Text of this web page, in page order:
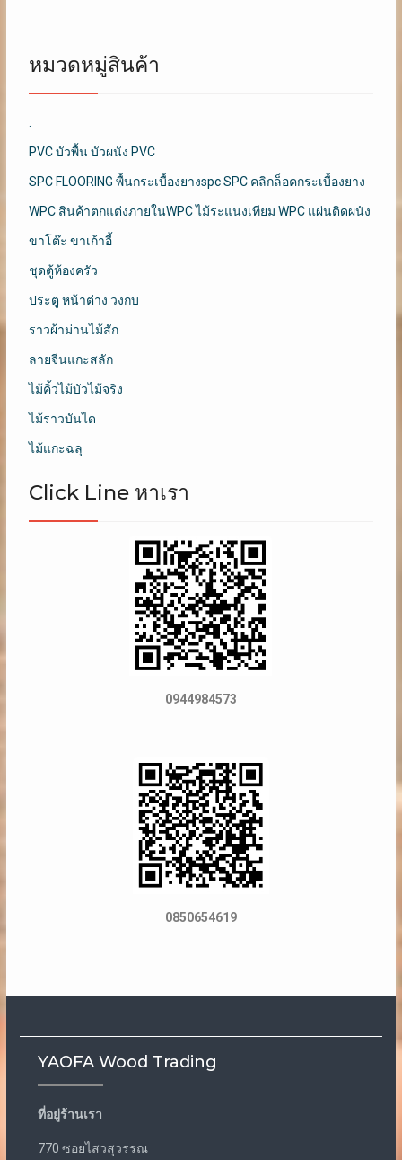
หมวดหมู่สินค้า
PVC บัวพื้น บัวผนัง PVC
SPC FLOORING พื้นกระเบื้องยางspc SPC คลิกล็อคกระเบื้องยาง
WPC สินค้าตกแต่งภายในWPC ไม้ระแนงเทียม WPC แผ่นติดผนัง
ขาโต๊ะ ขาเก้าอี้
ชุดตู้ห้องครัว
ประตู หน้าต่าง วงกบ
ราวผ้าม่านไม้สัก
ลายจีนแกะสลัก
ไม้คิ้วไม้บัวไม้จริง
ไม้ราวบันได
ไม้แกะฉลุ
Click Line หาเรา
0944984573
0850654619
YAOFA Wood Trading
ที่อยู่ร้านเรา
770 ซอยไสวสุวรรณ